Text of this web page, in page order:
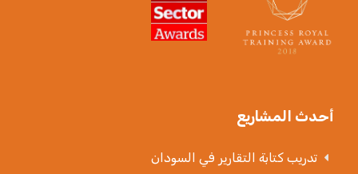
أحدث المشاريع
تدريب كتابة التقارير في السودان